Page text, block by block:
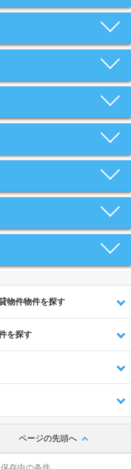
物件物件を探す
を探す
ページの先頭へ